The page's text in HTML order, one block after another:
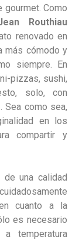
gourmet. Como
Routhiau
renovado en
más cómodo y
siempre. En
pizzas, sushi,
solo, con
Sea como sea,
en los
compartir y
de una calidad
cuanto a la
es necesario
temperatura